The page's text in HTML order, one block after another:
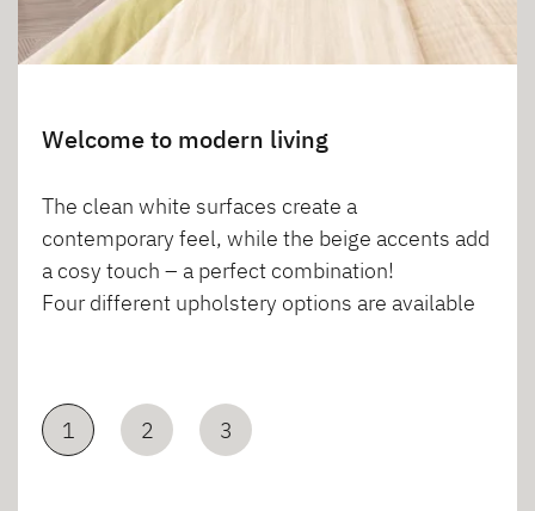
Welcome to modern living
The clean white surfaces create a
contemporary feel, while the beige accents add
a cosy touch – a perfect combination!
Four different upholstery options are available
1 2 3